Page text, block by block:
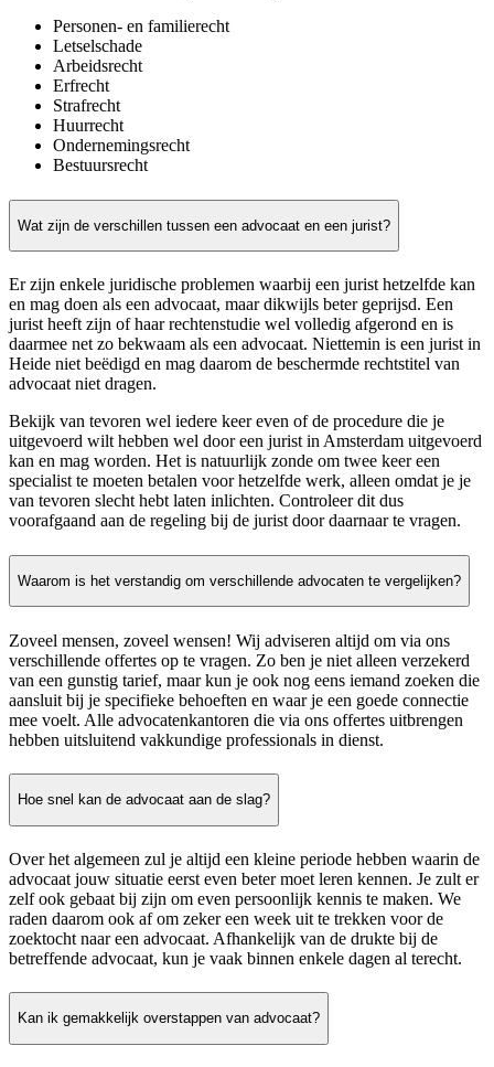
Personen- en familierecht
Letselschade
Arbeidsrecht
Erfrecht
Strafrecht
Huurrecht
Ondernemingsrecht
Bestuursrecht
Wat zijn de verschillen tussen een advocaat en een jurist?
Er zijn enkele juridische problemen waarbij een jurist hetzelfde kan
en mag doen als een advocaat, maar dikwijls beter geprijsd. Een
jurist heeft zijn of haar rechtenstudie wel volledig afgerond en is
daarmee net zo bekwaam als een advocaat. Niettemin is een jurist in
Heide niet beëdigd en mag daarom de beschermde rechtstitel van
advocaat niet dragen.
Bekijk van tevoren wel iedere keer even of de procedure die je
uitgevoerd wilt hebben wel door een jurist in Amsterdam uitgevoerd
kan en mag worden. Het is natuurlijk zonde om twee keer een
specialist te moeten betalen voor hetzelfde werk, alleen omdat je je
van tevoren slecht hebt laten inlichten. Controleer dit dus
voorafgaand aan de regeling bij de jurist door daarnaar te vragen.
Waarom is het verstandig om verschillende advocaten te vergelijken?
Zoveel mensen, zoveel wensen! Wij adviseren altijd om via ons
verschillende offertes op te vragen. Zo ben je niet alleen verzekerd
van een gunstig tarief, maar kun je ook nog eens iemand zoeken die
aansluit bij je specifieke behoeften en waar je een goede connectie
mee voelt. Alle advocatenkantoren die via ons offertes uitbrengen
hebben uitsluitend vakkundige professionals in dienst.
Hoe snel kan de advocaat aan de slag?
Over het algemeen zul je altijd een kleine periode hebben waarin de
advocaat jouw situatie eerst even beter moet leren kennen. Je zult er
zelf ook gebaat bij zijn om even persoonlijk kennis te maken. We
raden daarom ook af om zeker een week uit te trekken voor de
zoektocht naar een advocaat. Afhankelijk van de drukte bij de
betreffende advocaat, kun je vaak binnen enkele dagen al terecht.
Kan ik gemakkelijk overstappen van advocaat?